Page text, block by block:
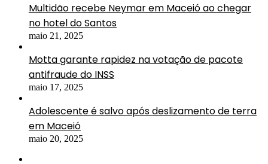
Multidão recebe Neymar em Maceió ao chegar
no hotel do Santos
maio 21, 2025
Motta garante rapidez na votação de pacote
antifraude do INSS
maio 17, 2025
Adolescente é salvo após deslizamento de terra
em Maceió
maio 20, 2025